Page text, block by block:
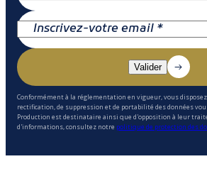
Conformément à la réglementation en vigueur, vous disposez
rectification, de suppression et de portabilité des données
Production est destinataire ainsi que d'opposition à leur
d'informations, consultez notre politique de protection des